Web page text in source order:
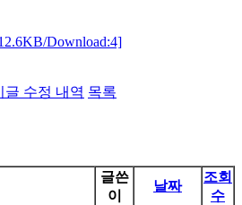
Download:4]
글 수정 내역 목록
글쓴
이
날짜
조회
수